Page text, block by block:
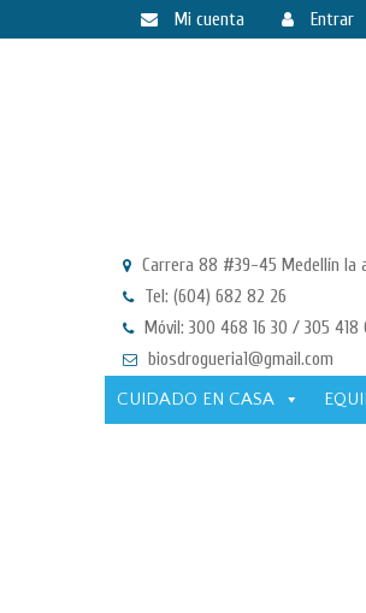
Mi cuenta
Entrar
Carrera 88 #39-45 Medellín la
Tel: (604) 682 82 26
Móvil: 300 468 16 30 / 305 418
biosdrogueria1@gmail.com
CUIDADO EN CASA